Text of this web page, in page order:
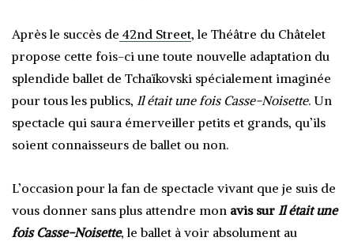
Après le succès de 42nd Street, le Théâtre du Châtelet
propose cette fois-ci une toute nouvelle adaptation du
splendide ballet de Tchaïkovski spécialement imaginée
pour tous les publics, Il était une fois Casse-Noisette. Un
spectacle qui saura émerveiller petits et grands, qu’ils
soient connaisseurs de ballet ou non.
L’occasion pour la fan de spectacle vivant que je suis de
vous donner sans plus attendre mon avis sur Il était une
fois Casse-Noisette, le ballet à voir absolument au